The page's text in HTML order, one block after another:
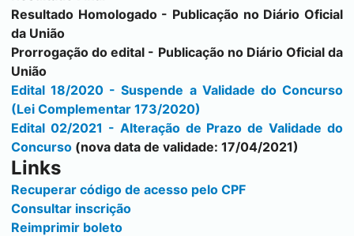
Resultado Homologado - Publicação no Diário Oficial
da União
Prorrogação do edital - Publicação no Diário Oficial da
União
Edital 18/2020 - Suspende a Validade do Concurso
(Lei Complementar 173/2020)
Edital 02/2021 - Alteração de Prazo de Validade do
Concurso (nova data de validade: 17/04/2021)
Links
Recuperar código de acesso pelo CPF
Consultar inscrição
Reimprimir boleto